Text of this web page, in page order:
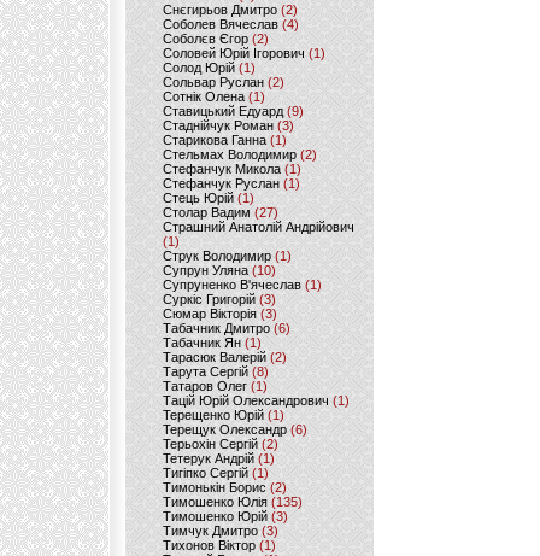
Снєгирьов Дмитро (2)
Соболев Вячеслав (4)
Соболєв Єгор(2)
Соловей Юрій Ігорович (1)
Солод Юрій (1)
Сольвар Руслан (2)
Сотнік Олена(1)
Ставицький Едуард (9)
Стаднійчук Роман(3)
Старикова Ганна (1)
Стельмах Володимир(2)
Стефанчук Микола (1)
Стефанчук Руслан (1)
Стець Юрій (1)
Столар Вадим(27)
Страшний Анатолій Андрійович
(1)
Струк Володимир (1)
Супрун Уляна (10)
Супруненко В'ячеслав (1)
Суркіс Григорій (3)
Сюмар Вікторія (3)
Табачник Дмитро (6)
Табачник Ян(1)
Тарасюк Валерій (2)
Тарута Сергій (8)
Татаров Олег(1)
Тацій Юрій Олександрович(1)
Терещенко Юрій(1)
Терещук Олександр(6)
Терьохін Сергій (2)
Тетерук Андрій (1)
Тигіпко Сергій(1)
Тимонькін Борис (2)
Тимошенко Юлія (135)
Тимошенко Юрій(3)
Тимчук Дмитро (3)
Тихонов Віктор (1)